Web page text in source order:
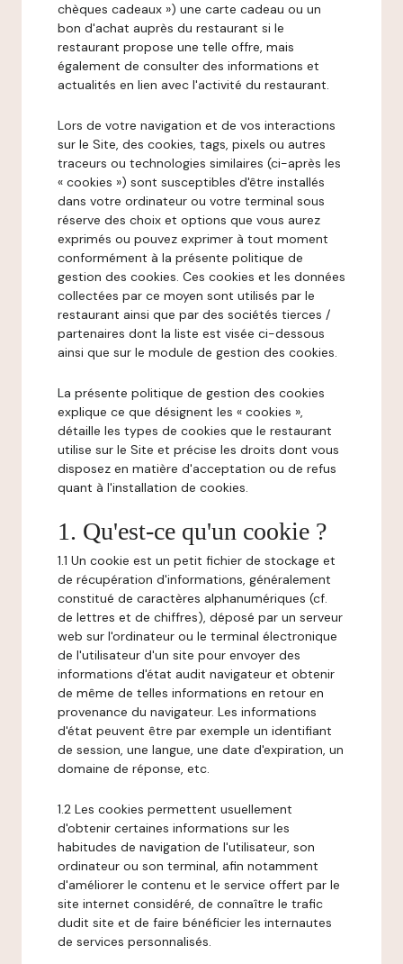
chèques cadeaux ») une carte cadeau ou un
bon d'achat auprès du restaurant si le
restaurant propose une telle offre, mais
également de consulter des informations et
actualités en lien avec l'activité du restaurant.
Lors de votre navigation et de vos interactions
sur le Site, des cookies, tags, pixels ou autres
traceurs ou technologies similaires (ci-après les
« cookies ») sont susceptibles d'être installés
dans votre ordinateur ou votre terminal sous
réserve des choix et options que vous aurez
exprimés ou pouvez exprimer à tout moment
conformément à la présente politique de
gestion des cookies. Ces cookies et les données
collectées par ce moyen sont utilisés par le
restaurant ainsi que par des sociétés tierces /
partenaires dont la liste est visée ci-dessous
ainsi que sur le module de gestion des cookies.
La présente politique de gestion des cookies
explique ce que désignent les « cookies »,
détaille les types de cookies que le restaurant
utilise sur le Site et précise les droits dont vous
disposez en matière d'acceptation ou de refus
quant à l'installation de cookies.
1. Qu'est-ce qu'un cookie ?
1.1 Un cookie est un petit fichier de stockage et
de récupération d'informations, généralement
constitué de caractères alphanumériques (cf.
de lettres et de chiffres), déposé par un serveur
web sur l'ordinateur ou le terminal électronique
de l'utilisateur d'un site pour envoyer des
informations d'état audit navigateur et obtenir
de même de telles informations en retour en
provenance du navigateur. Les informations
d'état peuvent être par exemple un identifiant
de session, une langue, une date d'expiration, un
domaine de réponse, etc.
1.2 Les cookies permettent usuellement
d'obtenir certaines informations sur les
habitudes de navigation de l'utilisateur, son
ordinateur ou son terminal, afin notamment
d'améliorer le contenu et le service offert par le
site internet considéré, de connaître le trafic
dudit site et de faire bénéficier les internautes
de services personnalisés.